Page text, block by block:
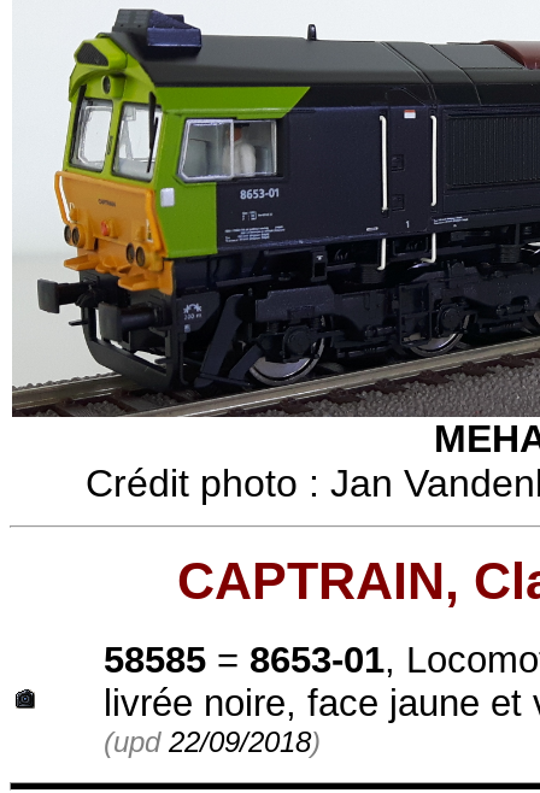
Crédit photo : Jan
CAPTRAIN,
58585 = 8653-01,
livrée noire, face jaune
(upd 22/09/2018)